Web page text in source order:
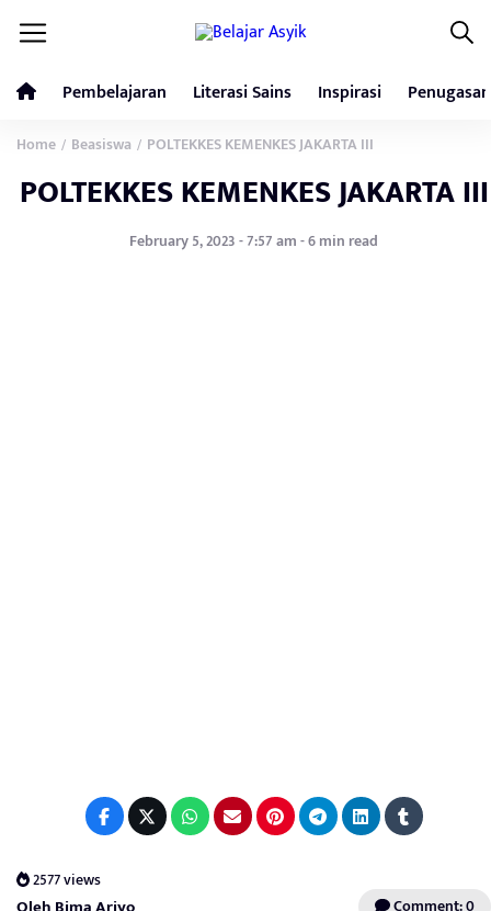
Pembelajaran Literasi Sains Inspirasi Penugasan
Home / Beasiswa / POLTEKKES KEMENKES JAKARTA III
POLTEKKES KEMENKES JAKARTA III
February 5, 2023 - 7:57 am - 6 min read
2577 views